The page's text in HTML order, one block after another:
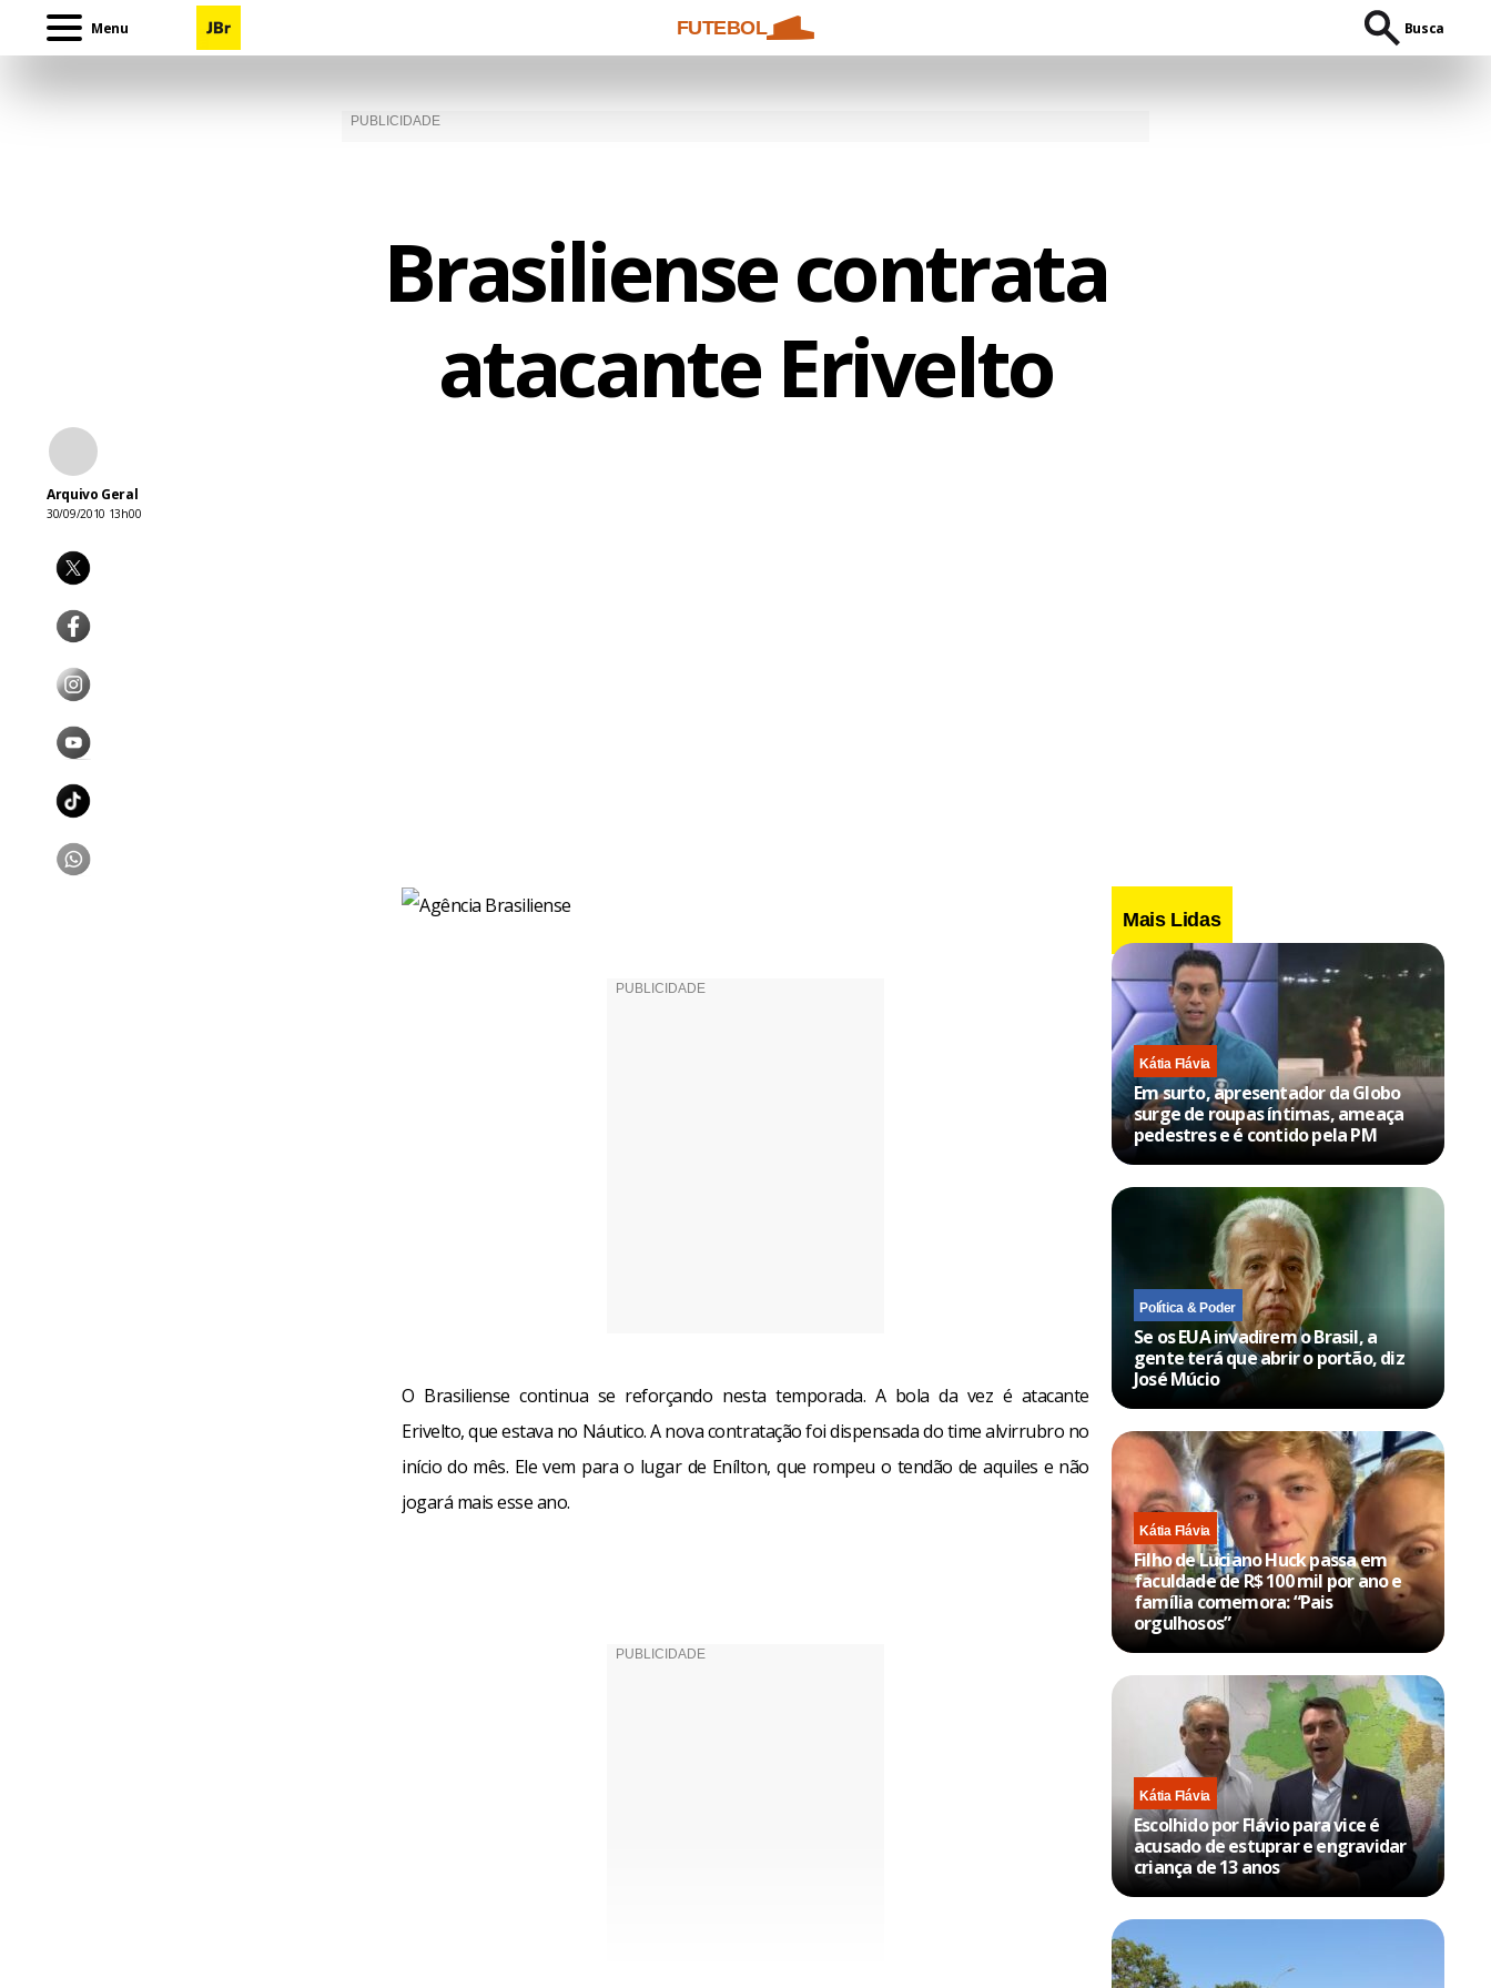
Menu FUTEBOL Busca
Brasiliense contrata
atacante Erivelto
Arquivo Geral
30/09/2010 13h00
O Brasiliense continua se reforçando nesta temporada. A bola da vez é atacante
Erivelto, que estava no Náutico. A nova contratação foi dispensada do time alvirrubro no
início do mês. Ele vem para o lugar de Enílton, que rompeu o tendão de aquiles e não
jogará mais esse ano.
Mais Lidas
Kátia Flávia
Em surto, apresentador da Globo
surge de roupas íntimas, ameaça
pedestres e é contido pela PM
Política & Poder
Se os EUA invadirem o Brasil, a
gente terá que abrir o portão, diz
José Múcio
Kátia Flávia
Filho de Luciano Huck passa em
faculdade de R$ 100 mil por ano e
família comemora: “Pais
orgulhosos”
Kátia Flávia
Escolhido por Flávio para vice é
acusado de estuprar e engravidar
criança de 13 anos